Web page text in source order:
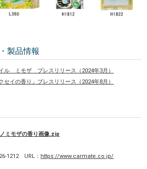
製品情報
ル ミモザ プレスリリース（2024年3月）
セイの香り」プレスリリース（2024年8月）
ミモザの香り画像.zip
1212 URL： https://www.carmate.co.jp/